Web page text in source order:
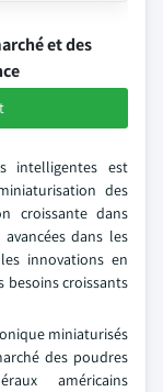
et des
intelligentes est
des
croissante dans
dans les
innovations en
besoins croissants
miniaturisés
des poudres
américains